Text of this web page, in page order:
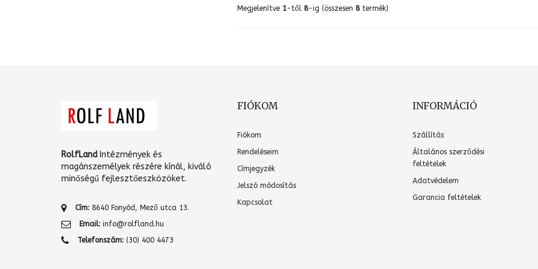
Megjelenítve 1-től 8-ig (összesen 8termék)
RolfLandIntézmények és
magánszemélyek részére kínál, kiváló
minőségű fejlesztőeszközöket.
Cím: 8640 Fonyód, Mező utca 13.
Email: info@rolfland.hu
Telefonszám: (30) 400 4473
FIÓKOM
Fiókom
Rendeléseim
Címjegyzék
Jelszó módosítás
Kapcsolat
INFORMÁCIÓ
Szállítás
Általános szerződési
feltételek
Adatvédelem
Garancia feltételek